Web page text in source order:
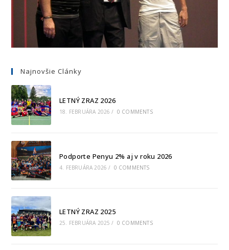
Najnovšie Clánky
LETNÝ ZRAZ 2026
18. FEBRUÁRA 2026 / 0 COMMENTS
Podporte Penyu 2% aj v roku 2026
4. FEBRUÁRA 2026 / 0 COMMENTS
LETNÝ ZRAZ 2025
25. FEBRUÁRA 2025 / 0 COMMENTS